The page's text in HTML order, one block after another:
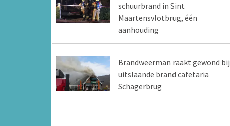
schuurbrand in Sint
Maartensvlotbrug, één
aanhouding
Brandweerman raakt gewond bij
uitslaande brand cafetaria
Schagerbrug